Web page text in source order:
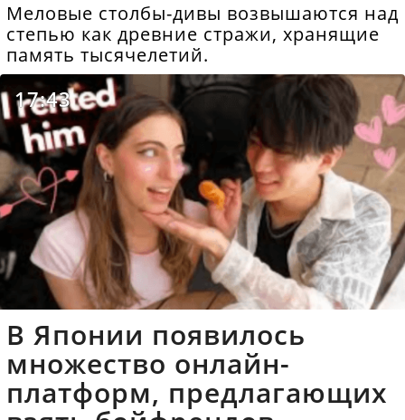
Меловые столбы-дивы возвышаются над
степью как древние стражи, хранящие
память тысячелетий.
17:43
В Японии появилось
множество онлайн-
платформ, предлагающих